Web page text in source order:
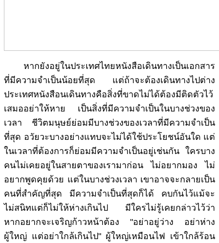
หากยังอยู่ในประเทศไทยหนังสือเดินทางเป็นเอกสาร
ที่มีความจำเป็นน้อยที่สุด แต่ถ้าจะต้องเดินทางไปต่าง
ประเทศหนังสือนเดินทางคือสิ่งที่ขาดไม่ได้ต้องมีติดตัวไว้
เสมออย่าให้หาย เป็นสิ่งที่มีความจำเป็นในบางช่วงของ
เวลา ชีวิตมนุษย์ย่อมมีบางช่วงของเวลาที่มีความจำเป็น
ที่สุด อวัยวะบางอย่างแทบจะไม่ได้ใช้ประโยชน์อันใด แต่
ในเวลาที่ต้องการก็ย่อมมีความจำเป็นอยู่เช่นกัน ใครบาง
คนไม่เคยอยู่ในสายตาของเรามาก่อน ไม่อยากมอง ไม่
อยากพูดคุยด้วย แต่ในบางช่วงเวลา เขาอาจจะกลายเป็น
คนที่สำคัญที่สุด มีความจำเป็นที่สุดก็ได้ คบกันไว้แม้จะ
ไม่สนิทแต่ก็ไม่ให้ห่างเกินไป มีใครไม่รู้เคยกล่าวไว้ว่า
หากอยากจะเจริญก้าวหน้าต้อง "อย่าอยู่ว่าง อย่าห่าง
ผู้ใหญ่ แต่อย่าใกล้เกินไป" ผู้ใหญ่เหมือนไฟ เข้าใกล้ร้อน